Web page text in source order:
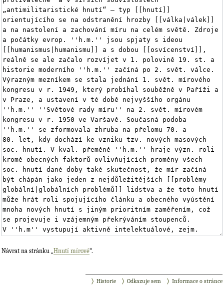
Návrat na stránku „ Hnutí mírové“.
Historie Odkazuje sem Informace o stránce